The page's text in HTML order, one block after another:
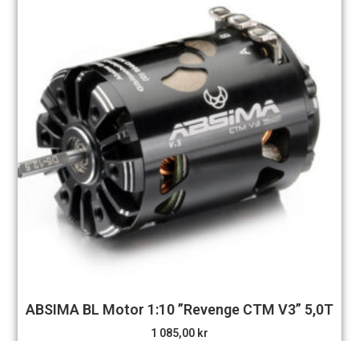
ABSIMA BL Motor 1:10 ”Revenge CTM V3” 5,0T
1 085,00 kr